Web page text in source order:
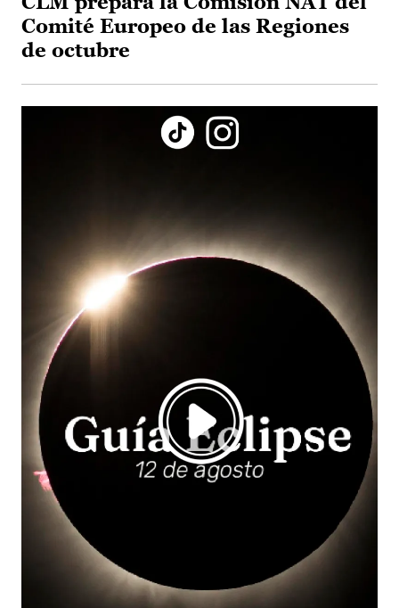
Comité Europeo de las Regiones
de octubre